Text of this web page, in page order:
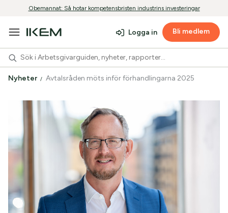
Obemannat: Så hotar kompetensbristen industrins investeringar
Logga in Bli medlem
Nyheter Avtalsråden möts inför förhandlingarna 2025